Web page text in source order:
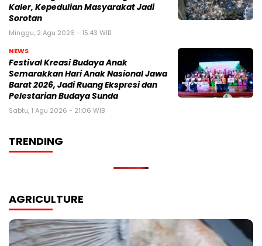
Kaler, Kepedulian Masyarakat Jadi
Sorotan
Minggu, 2 Agu 2026 - 15:43 WIB
NEWS
Festival Kreasi Budaya Anak
Semarakkan Hari Anak Nasional Jawa
Barat 2026, Jadi Ruang Ekspresi dan
Pelestarian Budaya Sunda
Sabtu, 1 Agu 2026 - 21:06 WIB
TRENDING
AGRICULTURE